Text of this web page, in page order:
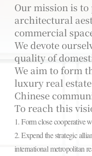
Our mission is
architectural
commercial
We devote
quality of
We aim to form
luxury real
Chinese
To reach this
1. Form close cooperative
2. Expend the strategic
international metropolitan